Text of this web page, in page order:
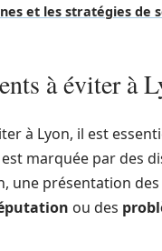
et les stratégies de
à éviter à
à Lyon, il est
marquée par des
une présentation
ou des